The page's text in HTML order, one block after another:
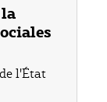
l'État